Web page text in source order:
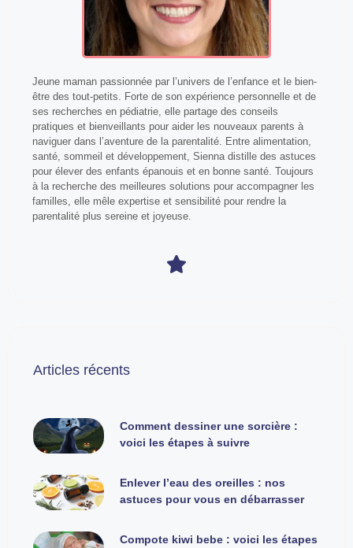
Jeune maman passionnée par l’univers de l’enfance et le bien-
être des tout-petits. Forte de son expérience personnelle et de
ses recherches en pédiatrie, elle partage des conseils
pratiques et bienveillants pour aider les nouveaux parents à
naviguer dans l’aventure de la parentalité. Entre alimentation,
santé, sommeil et développement, Sienna distille des astuces
pour élever des enfants épanouis et en bonne santé. Toujours
à la recherche des meilleures solutions pour accompagner les
familles, elle mêle expertise et sensibilité pour rendre la
parentalité plus sereine et joyeuse.
Articles récents
Comment dessiner une sorcière :
voici les étapes à suivre
Enlever l’eau des oreilles : nos
astuces pour vous en débarrasser
Compote kiwi bebe : voici les étapes